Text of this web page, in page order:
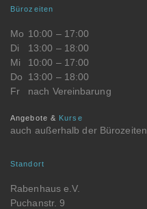
Bürozeiten
Mo 10:00 – 17:00
Di
13:00 – 18:00
Mi
10:00 – 17:00
Do
13:00 – 18:00
Fr
nach Vereinbarung
Angebote & Kurse
auch außerhalb der Bürozeiten
Standort
Rabenhaus e.V.
Puchanstr. 9